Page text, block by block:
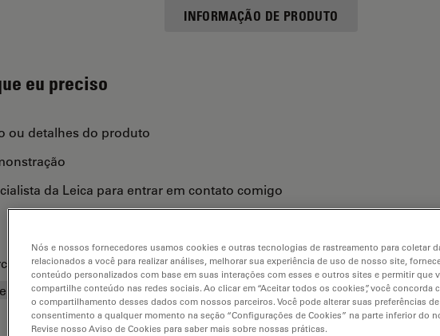
INFORMAÇÃO DE PRODUTO
eu preciso
ou detalhes do produto
da Leica para entrar em contato comigo
Nós e nossos fornecedores usamos cookies e outras tecnologias de rastreamento para coletar
relacionados a você para realizar análises, melhorar sua experiência de uso de nosso site,
conteúdo personalizados com base em suas interações com esses e outros sites e permitir que
compartilhe conteúdo nas redes sociais. Ao clicar em “Aceitar todos os cookies”, você concorda
o compartilhamento desses dados com nossos parceiros. Você pode alterar suas preferências de
consentimento a qualquer momento na seção “Configurações de Cookies” na parte inferior do
Revise nosso Aviso de Cookies para saber mais sobre nossas práticas.